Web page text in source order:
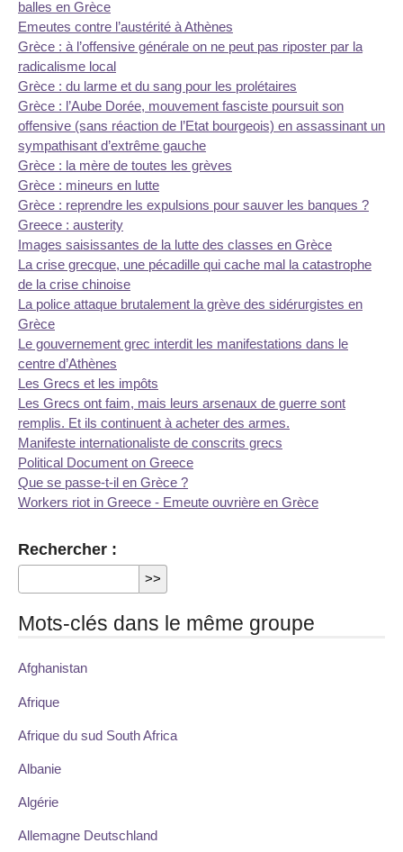
balles en Grèce
Emeutes contre l’austérité à Athènes
Grèce : à l’offensive générale on ne peut pas riposter par la
radicalisme local
Grèce : du larme et du sang pour les prolétaires
Grèce : l’Aube Dorée, mouvement fasciste poursuit son
offensive (sans réaction de l’Etat bourgeois) en assassinant un
sympathisant d’extrême gauche
Grèce : la mère de toutes les grèves
Grèce : mineurs en lutte
Grèce : reprendre les expulsions pour sauver les banques ?
Greece : austerity
Images saisissantes de la lutte des classes en Grèce
La crise grecque, une pécadille qui cache mal la catastrophe
de la crise chinoise
La police attaque brutalement la grève des sidérurgistes en
Grèce
Le gouvernement grec interdit les manifestations dans le
centre d’Athènes
Les Grecs et les impôts
Les Grecs ont faim, mais leurs arsenaux de guerre sont
remplis. Et ils continuent à acheter des armes.
Manifeste internationaliste de conscrits grecs
Political Document on Greece
Que se passe-t-il en Grèce ?
Workers riot in Greece - Emeute ouvrière en Grèce
Rechercher :
Mots-clés dans le même groupe
Afghanistan
Afrique
Afrique du sud South Africa
Albanie
Algérie
Allemagne Deutschland